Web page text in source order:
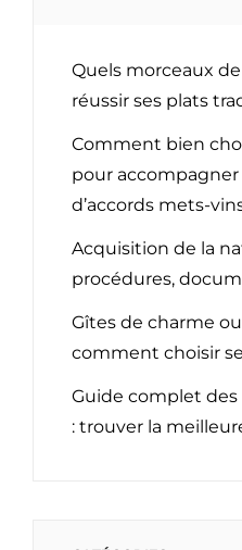
Quels morceaux
réussir ses plats
Comment bien
pour
d’accords mets-
Acquisition de la
procédures,
Gîtes de charme
comment choisir
Guide complet des
: trouver la